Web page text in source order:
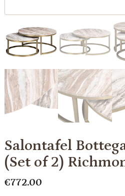
Salontafel
(Set of 2)
€772.00